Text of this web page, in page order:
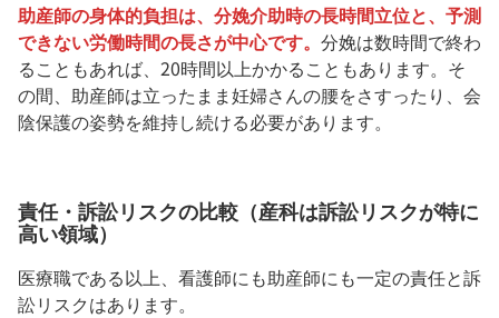
助産師の身体的負担は、分娩介助時の長時間立位と、予測
できない労働時間の長さが中心です。 分娩は数時間で終わ
ることもあれば、20時間以上かかることもあります。そ
の間、助産師は立ったまま妊婦さんの腰をさすったり、会
陰保護の姿勢を維持し続ける必要があります。
責任・訴訟リスクの比較（産科は訴訟リスクが特に
高い領域）
医療職である以上、看護師にも助産師にも一定の責任と訴
訟リスクはあります。